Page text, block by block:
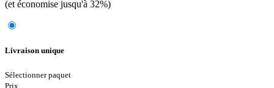
(et économise jusqu'à 32%)
Livraison unique
Sélectionner paquet
Prix